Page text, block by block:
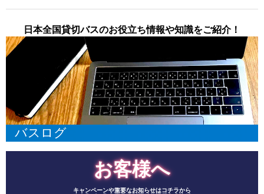
日本全国貸切バスのお役立ち情報や知識をご紹介！
バスログ
お客様へ
キャンペーンや重要なお知らせはコチラから